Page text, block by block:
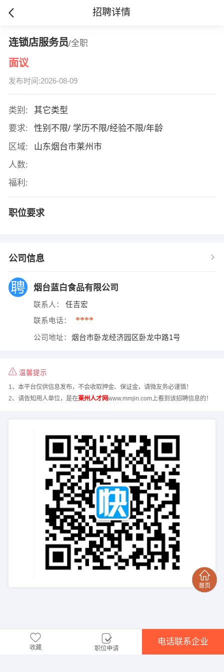
招聘详情
连锁店服务员/全职
面议
发布时间:2026-08-09
类别:
其它类型
要求:
性别不限/ 学历不限/经验不限/年龄
区域:
山东烟台市莱州市
人数:
福利:
职位要求
公司信息
烟台蓝白食品有限公司
联系人： 任吉宏
联系电话： ****
公司地址： 烟台市卧龙经济园区卧龙中路1号
温馨提示
1、本平台仅供信息发布，不会收取押金、保证金，请微友务必谨慎！
2、请告知用人单位，是在莱州人才网www.mmjin.com上看到该招聘信息的！
收藏 职位申请
电话联系企业